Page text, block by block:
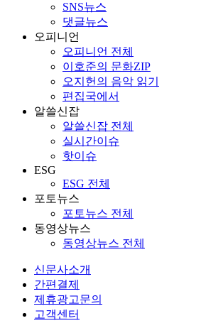
SNS뉴스
댓글뉴스
오피니언
오피니언 전체
이호준의 문화ZIP
오지헌의 음악 읽기
편집국에서
알쓸신잡
알쓸신잡 전체
실시간이슈
핫이슈
ESG
ESG 전체
포토뉴스
포토뉴스 전체
동영상뉴스
동영상뉴스 전체
신문사소개
간편결제
제휴광고문의
고객센터